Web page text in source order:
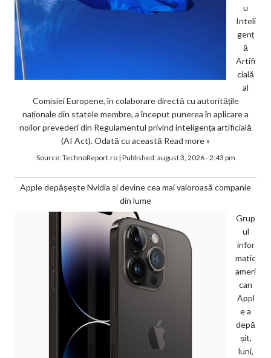
u
Inteli
genț
ă
Artifi
cială
al
Comisiei Europene, în colaborare directă cu autoritățile
naționale din statele membre, a început punerea în aplicare a
noilor prevederi din Regulamentul privind inteligența artificială
(AI Act). Odată cu această Read more »
Source:TechnoReport.ro| Published:august 3, 2026 - 2:43 pm
Apple depășește Nvidia și devine cea mai valoroasă companie
din lume
Grup
ul
infor
matic
ameri
can
Appl
e a
depă
șit,
luni,